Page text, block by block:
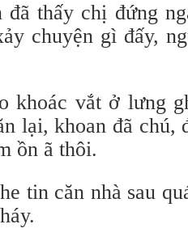
thấy chị đứng
chuyện gì đấy,
khoác vắt ở lưng
lại, khoan đã chú,
ồn ã thôi.
tin căn nhà sau